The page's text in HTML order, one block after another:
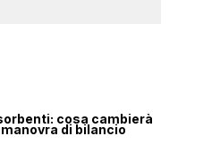
cosa cambierà
di bilancio